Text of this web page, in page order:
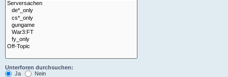
Unterforen durchsuchen:
Ja
Nein